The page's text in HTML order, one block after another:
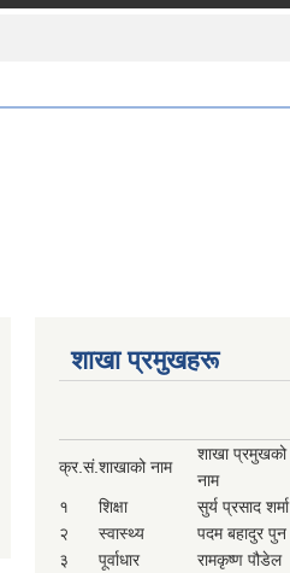
शाखा प्रमुखहरू
क्र.सं.शाखाको नाम
शाखा प्रमुखको
नाम
१ शिक्षा सुर्य प्रसाद शर्मा
२
स्वास्थ्य पदम बहादुर पुन
३
पूर्वाधार रामकृष्ण पौडेल